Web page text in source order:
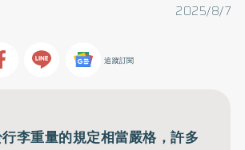
2025/8/7
追蹤訂閱
李重量的規定相當嚴格，許多